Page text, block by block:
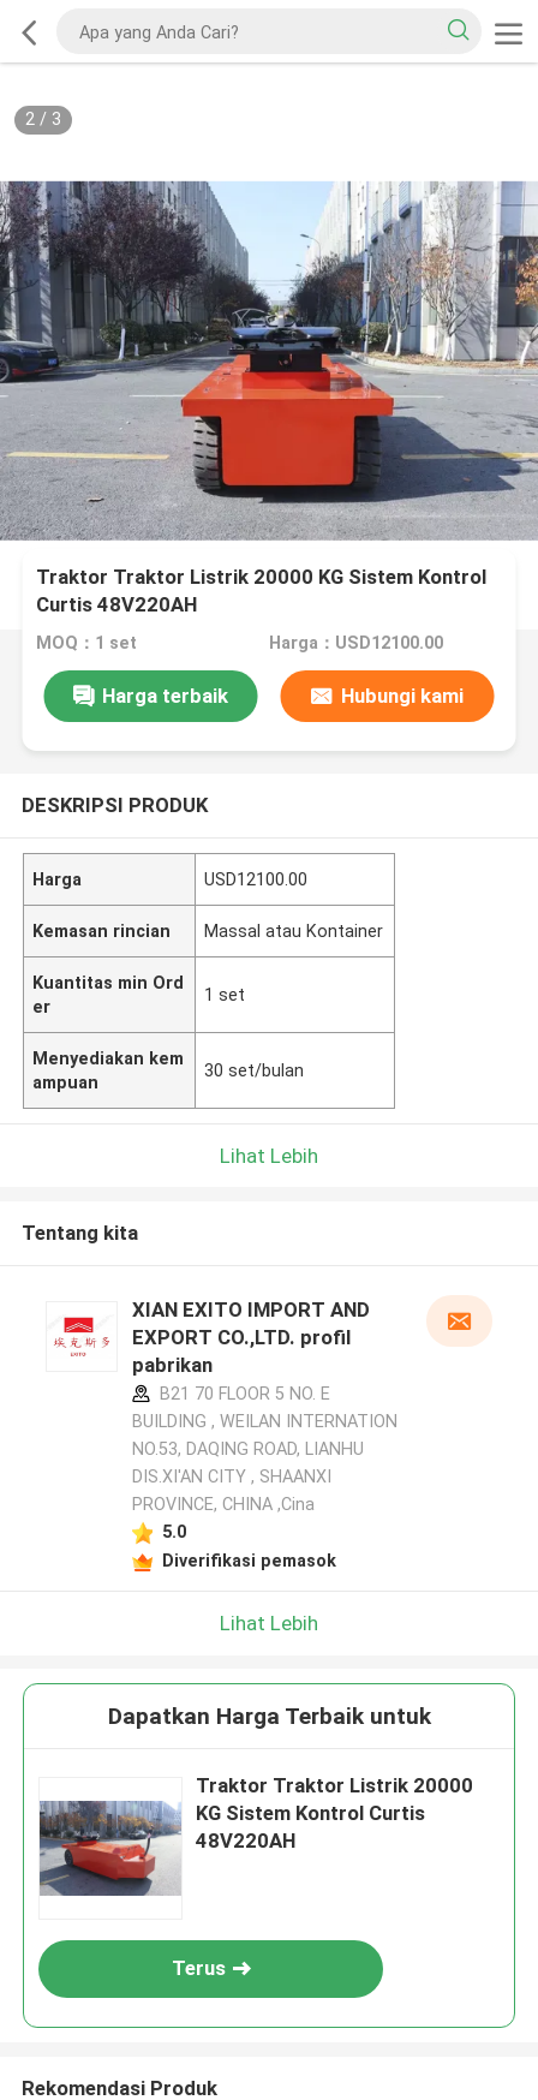
2/ 3
Traktor Traktor Listrik 20000 KG Sistem Kontrol
Curtis 48V220AH
MOQ：1 set Harga：USD12100.00
Harga terbaik Hubungi kami
DESKRIPSI PRODUK
Harga USD12100.00
Kemasan rincian Massal atau Kontainer
Kuantitas min Ord
er
1 set
Menyediakan kem
ampuan
30 set/bulan
Lihat Lebih
Tentang kita
XIAN EXITO IMPORT AND
EXPORT CO.,LTD. profil
pabrikan
B21 70 FLOOR 5 NO. E
BUILDING , WEILAN INTERNATION
NO.53, DAQING ROAD, LIANHU
DIS.XI'AN CITY , SHAANXI
PROVINCE, CHINA ,Cina
5.0
Diverifikasi pemasok
Lihat Lebih
Dapatkan Harga Terbaik untuk
Traktor Traktor Listrik 20000
KG Sistem Kontrol Curtis
48V220AH
Terus
Rekomendasi Produk